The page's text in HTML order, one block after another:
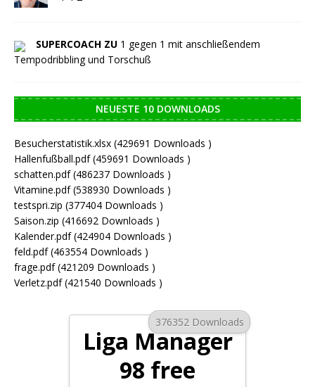
SUPERCOACH ZU 1 gegen 1 mit anschließendem
Tempodribbling und Torschuß
NEUESTE 10 DOWNLOADS
Besucherstatistik.xlsx (429691 Downloads )
Hallenfußball.pdf (459691 Downloads )
schatten.pdf (486237 Downloads )
Vitamine.pdf (538930 Downloads )
testspri.zip (377404 Downloads )
Saison.zip (416692 Downloads )
Kalender.pdf (424904 Downloads )
feld.pdf (463554 Downloads )
frage.pdf (421209 Downloads )
Verletz.pdf (421540 Downloads )
376352 Downloads
Liga Manager
98 free